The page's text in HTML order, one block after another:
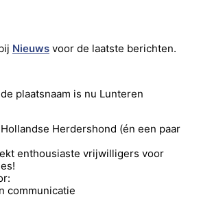
Nieuws voor de laatste berichten.
plaatsnaam is nu Lunteren
Herdershond (én een paar
enthousiaste vrijwilligers voor
communicatie